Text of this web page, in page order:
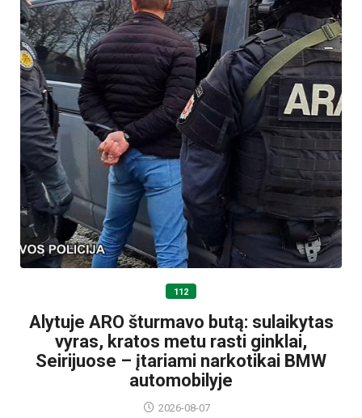
112
Alytuje ARO šturmavo butą: sulaikytas
vyras, kratos metu rasti ginklai,
Seirijuose – įtariami narkotikai BMW
automobilyje
2026-08-07